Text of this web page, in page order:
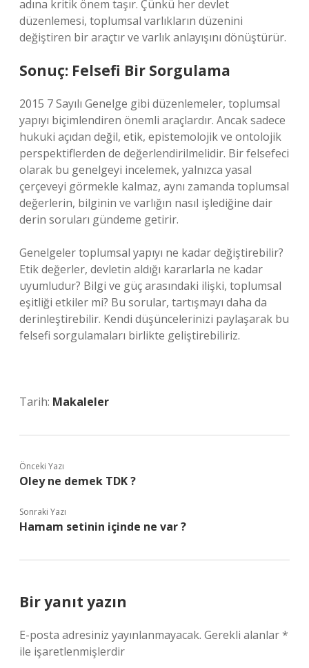
adına kritik önem taşır. Çünkü her devlet
düzenlemesi, toplumsal varlıkların düzenini
değiştiren bir araçtır ve varlık anlayışını dönüştürür.
Sonuç: Felsefi Bir Sorgulama
2015 7 Sayılı Genelge gibi düzenlemeler, toplumsal
yapıyı biçimlendiren önemli araçlardır. Ancak sadece
hukuki açıdan değil, etik, epistemolojik ve ontolojik
perspektiflerden de değerlendirilmelidir. Bir felsefeci
olarak bu genelgeyi incelemek, yalnızca yasal
çerçeveyi görmekle kalmaz, aynı zamanda toplumsal
değerlerin, bilginin ve varlığın nasıl işlediğine dair
derin soruları gündeme getirir.
Genelgeler toplumsal yapıyı ne kadar değiştirebilir?
Etik değerler, devletin aldığı kararlarla ne kadar
uyumludur? Bilgi ve güç arasındaki ilişki, toplumsal
eşitliği etkiler mi? Bu sorular, tartışmayı daha da
derinleştirebilir. Kendi düşüncelerinizi paylaşarak bu
felsefi sorgulamaları birlikte geliştirebiliriz.
Tarih: Makaleler
Önceki Yazı
Oley ne demek TDK ?
Sonraki Yazı
Hamam setinin içinde ne var ?
Bir yanıt yazın
E-posta adresiniz yayınlanmayacak. Gerekli alanlar*
ile işaretlenmişlerdir